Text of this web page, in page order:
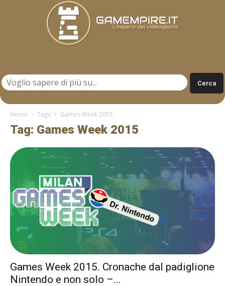
Home Tags Games Week 2015
Tag: Games Week 2015
Games Week 2015. Cronache dal padiglione
Nintendo e non solo –...